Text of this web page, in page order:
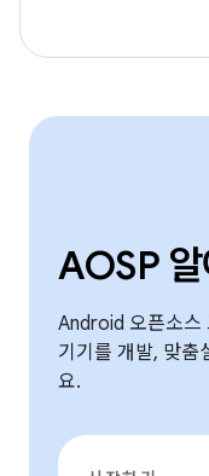
AOSP 알
Android 오픈소스
기기를 개발, 맞춤
요.